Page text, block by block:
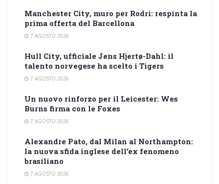
Manchester City, muro per Rodri: respinta la
prima offerta del Barcellona
7 AGOSTO 2026
Hull City, ufficiale Jens Hjertø-Dahl: il
talento norvegese ha scelto i Tigers
7 AGOSTO 2026
Un nuovo rinforzo per il Leicester: Wes
Burns firma con le Foxes
7 AGOSTO 2026
Alexandre Pato, dal Milan al Northampton:
la nuova sfida inglese dell’ex fenomeno
brasiliano
7 AGOSTO 2026